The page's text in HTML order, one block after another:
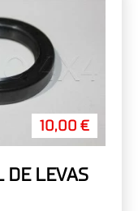
10,00 €
DE LEVAS